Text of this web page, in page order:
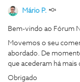
Mário P.
Bem-vindo ao Fórum
Movemos o seu
abordado. De
que acederam há mais
Obrigado